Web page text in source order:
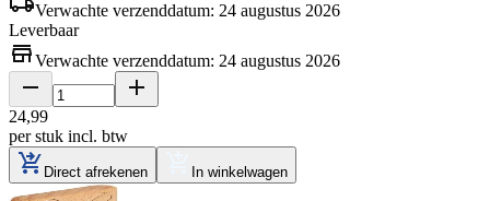
Verwachte verzenddatum: 24 augustus 2026
Leverbaar
Verwachte verzenddatum: 24 augustus 2026
24,99
per stuk incl. btw
Direct afrekenen In winkelwagen